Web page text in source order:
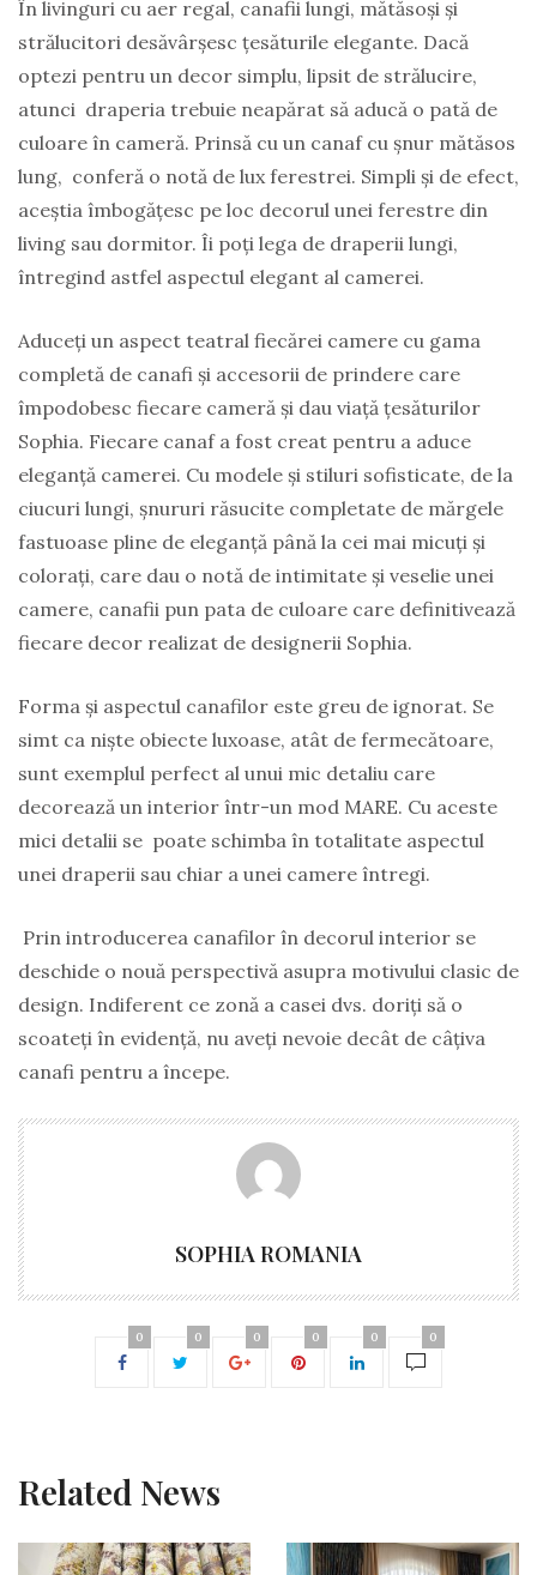
În livinguri cu aer regal, canafii lungi, mătăsoși și
strălucitori desăvârșesc țesăturile elegante. Dacă
optezi pentru un decor simplu, lipsit de strălucire,
atunci draperia trebuie neapărat să aducă o pată de
culoare în cameră. Prinsă cu un canaf cu șnur mătăsos
lung, conferă o notă de lux ferestrei. Simpli și de efect,
aceștia îmbogățesc pe loc decorul unei ferestre din
living sau dormitor. Îi poți lega de draperii lungi,
întregind astfel aspectul elegant al camerei.
Aduceți un aspect teatral fiecărei camere cu gama
completă de canafi și accesorii de prindere care
împodobesc fiecare cameră și dau viață țesăturilor
Sophia. Fiecare canaf a fost creat pentru a aduce
eleganță camerei. Cu modele și stiluri sofisticate, de la
ciucuri lungi, șnururi răsucite completate de mărgele
fastuoase pline de eleganță până la cei mai micuți și
colorați, care dau o notă de intimitate și veselie unei
camere, canafii pun pata de culoare care definitivează
fiecare decor realizat de designerii Sophia.
Forma și aspectul canafilor este greu de ignorat. Se
simt ca niște obiecte luxoase, atât de fermecătoare,
sunt exemplul perfect al unui mic detaliu care
decorează un interior într-un mod MARE. Cu aceste
mici detalii se poate schimba în totalitate aspectul
unei draperii sau chiar a unei camere întregi.
Prin introducerea canafilor în decorul interior se
deschide o nouă perspectivă asupra motivului clasic de
design. Indiferent ce zonă a casei dvs. doriți să o
scoateți în evidență, nu aveți nevoie decât de câțiva
canafi pentru a începe.
SOPHIA ROMANIA
0 0 0 0 0 0
Related News